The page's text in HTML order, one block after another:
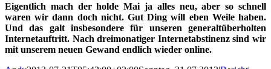
Eigentlich mach der holde Mai ja alles neu, aber so schnell
waren wir dann doch nicht. Gut Ding will eben Weile haben.
Und das galt insbesondere für unseren generaltüberholten
Internetauftritt. Nach dreimonatiger Internetabstinenz sind wir
mit unserem neuen Gewand endlich wieder online.